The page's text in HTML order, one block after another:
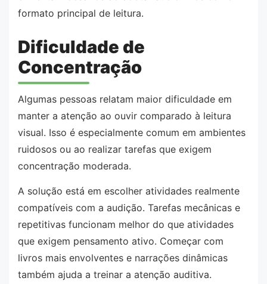
formato principal de leitura.
Dificuldade de
Concentração
Algumas pessoas relatam maior dificuldade em
manter a atenção ao ouvir comparado à leitura
visual. Isso é especialmente comum em ambientes
ruidosos ou ao realizar tarefas que exigem
concentração moderada.
A solução está em escolher atividades realmente
compatíveis com a audição. Tarefas mecânicas e
repetitivas funcionam melhor do que atividades
que exigem pensamento ativo. Começar com
livros mais envolventes e narrações dinâmicas
também ajuda a treinar a atenção auditiva.